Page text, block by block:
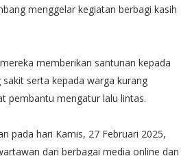
menggelar kegiatan berbagi kasih
memberikan santunan kepada
serta kepada warga kurang
pembantu mengatur lalu lintas.
pada hari Kamis, 27 Februari 2025,
dari berbagai media online dan